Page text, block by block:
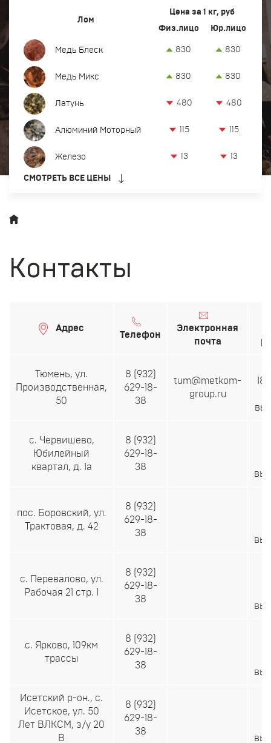
Закупка оргтехники и оборудования
Контакты
Прием лома цветных и черных металлов в Тюмени
Лом
Цена за 1 кг, руб
Физ.лицо
Юр.лицо
Медь Блеск 830 830
Медь Микс 830 830
Латунь 480 480
Алюминий Моторный 115 115
Железо 13 13
СМОТРЕТЬ ВСЕ ЦЕНЫ
Контакты
Адрес
Телефон
Электронная
почта
Тюмень, ул.
Производственная,
50
8 (932)
629-18-
38
tum@metkom-
group.ru
с. Червишево,
Юбилейный
квартал, д. 1а
8 (932)
629-18-
38
пос. Боровский, ул.
Трактовая, д. 42
8 (932)
629-18-
38
с. Перевалово, ул.
Рабочая 21 стр. 1
8 (932)
629-18-
38
с. Ярково, 109км
трассы
8 (932)
629-18-
38
Исетский р-он., с.
Исетское, ул. 50
Лет ВЛКСМ, з/у 20
В
8 (932)
629-18-
38